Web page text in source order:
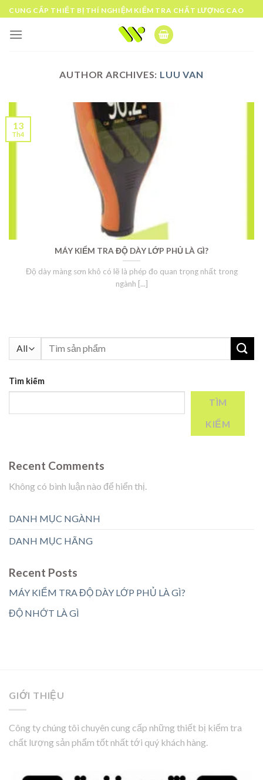
Skip
to
content
CUNG CẤP THIẾT BỊ THÍ NGHIỆM KIỂM TRA CHẤT LƯỢNG CAO
AUTHOR ARCHIVES: LUU VAN
MÁY KIỂM TRA ĐỘ DÀY LỚP PHỦ LÀ GÌ?
Độ dày màng sơn khô có lẽ là phép đo quan trọng nhất trong
ngành [...]
13
Th4
Tìm
Tìm kiếm
TÌM
KIẾM
Recent Comments
Không có bình luận nào để hiển thị.
DANH MỤC NGÀNH
DANH MỤC HÃNG
Recent Posts
MÁY KIỂM TRA ĐỘ DÀY LỚP PHỦ LÀ GÌ?
ĐỘ NHỚT LÀ GÌ
GIỚI THIỆU
Công ty chúng tôi chuyên cung cấp những thiết bị kiểm tra
chất lượng sản phẩm tốt nhất tới quý khách hàng.